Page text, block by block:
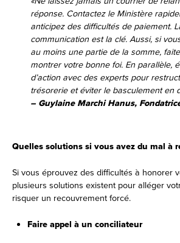
réponse. Contactez le Ministère
anticipez des difficultés de paiement.
communication est la clé. Aussi, si
au moins une partie de la somme,
montrer votre bonne foi. En parallèle,
d’action avec des experts pour
trésorerie et éviter le basculement en
– Guylaine Marchi Hanus,
Quelles solutions si vous avez du mal à
Si vous éprouvez des difficultés à honorer
plusieurs solutions existent pour alléger
risquer un recouvrement forcé.
Faire appel à un conciliateur